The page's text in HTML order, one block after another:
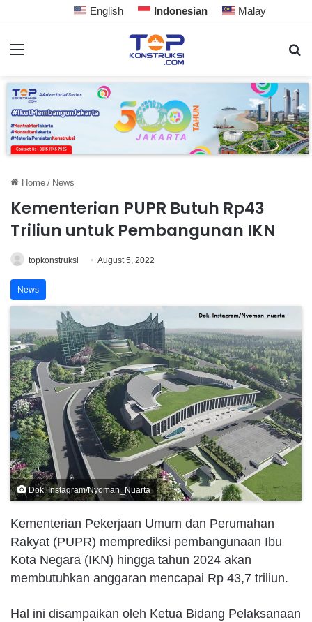
English Indonesian Malay
Home / News
Kementerian PUPR Butuh Rp43
Triliun untuk Pembangunan IKN
topkonstruksi August 5, 2022
News
Dok. Instagram/Nyoman_Nuarta
Kementerian Pekerjaan Umum dan Perumahan
Rakyat (PUPR) memprediksi pembangunaan Ibu
Kota Negara (IKN) hingga tahun 2024 akan
membutuhkan anggaran mencapai Rp 43,7 triliun.
Hal ini disampaikan oleh Ketua Bidang Pelaksanaan